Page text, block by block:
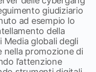
giudiziario
ad esempio lo
della
Media globali degli
nella promozione di
l’attenzione